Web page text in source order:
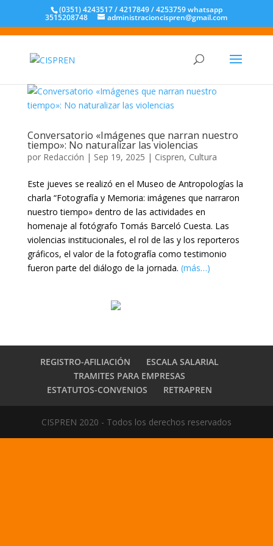
(0351) 4243517 / 4217849 / 4253759 whatsapp
3515208748 administracioncispren@gmail.com
Conversatorio «Imágenes que narran nuestro
tiempo»: No naturalizar las violencias
por Redacción | Sep 19, 2025 | Cispren, Cultura
Este jueves se realizó en el Museo de Antropologías la
charla “Fotografía y Memoria: imágenes que narraron
nuestro tiempo» dentro de las actividades en
homenaje al fotógrafo Tomás Barceló Cuesta. Las
violencias institucionales, el rol de las y los reporteros
gráficos, el valor de la fotografía como testimonio
fueron parte del diálogo de la jornada. (más…)
REGISTRO-AFILIACIÓN
ESCALA SALARIAL
TRAMITES PARA EMPRESAS
ESTATUTOS-CONVENIOS
RETRAPREN
CISPREN 2020 - Todos los derechos reservados